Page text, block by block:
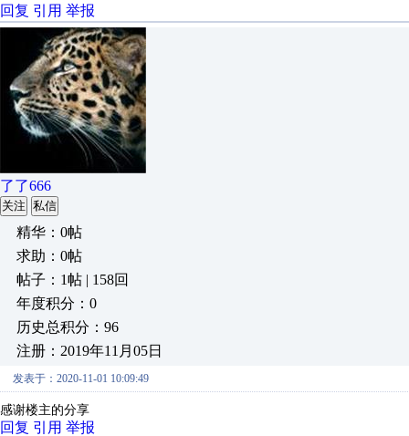
回复 引用 举报
了了666
关注 私信
精华：0帖
求助：0帖
帖子：1帖 | 158回
年度积分：0
历史总积分：96
注册：2019年11月05日
发表于：2020-11-01 10:09:49
感谢楼主的分享
回复 引用 举报